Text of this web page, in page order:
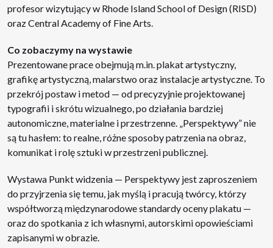
profesor wizytujący w Rhode Island School of Design (RISD)
oraz Central Academy of Fine Arts.
Co zobaczymy na wystawie
Prezentowane prace obejmują m.in. plakat artystyczny,
grafikę artystyczną, malarstwo oraz instalacje artystyczne. To
przekrój postaw i metod — od precyzyjnie projektowanej
typografii i skrótu wizualnego, po działania bardziej
autonomiczne, materialne i przestrzenne. „Perspektywy” nie
są tu hasłem: to realne, różne sposoby patrzenia na obraz,
komunikat i rolę sztuki w przestrzeni publicznej.
Wystawa Punkt widzenia — Perspektywy jest zaproszeniem
do przyjrzenia się temu, jak myślą i pracują twórcy, którzy
współtworzą międzynarodowe standardy oceny plakatu —
oraz do spotkania z ich własnymi, autorskimi opowieściami
zapisanymi w obrazie.